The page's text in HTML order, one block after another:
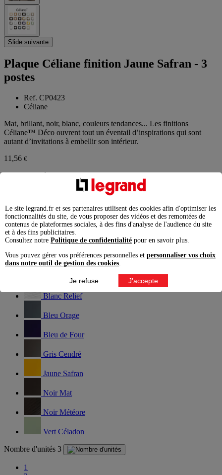
Slide suivante
Plaque Céliane finition Jaune Safran - 3
postes
Ref. CP0423
Céliane
Mat, brillant, noir, blanc, couleurs tendances... Les finitions
Céliane™ Déco ouvrent tout un éventail d’inspirations qui sont
autant d’invitations à embellir son intérieur.
11,56 €
Prix conseillé TTC
Finition Jaune Safran
Blanc Amande
Blanc Emaillé
Blanc Relief
Bleu Orage
Bleu de Four
Gris Cendré
Jaune Safran
Noir Mat
Noir Météore
Vert Céladon
Nombre d'unités 3
1
Le site legrand.fr et ses partenaires utilisent des cookies afin d'optimiser les
fonctionnalités du site, de vous proposer des vidéos et des remontées de
contenus de plateformes sociales, à des fins d'analyse de l'audience du site
et à des fins publicitaires.
Consultez notre Politique de confidentialité pour en savoir plus.
Vous pouvez gérer vos préférences personnelles et personnaliser vos choix
dans notre outil de gestion des cookies.
Je refuse J'accepte